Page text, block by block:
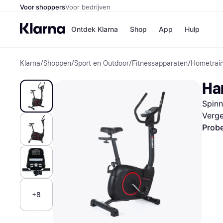
Voor shoppersVoor bedrijven
Ontdek Klarna Shop
Winkels
Bol
H&M
App Hulp
Klarna/Shoppen/Sport en Outdoor/Fitnessapparaten/
+8